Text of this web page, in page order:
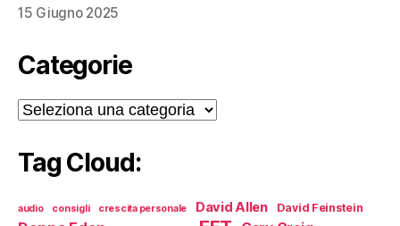
15 Giugno 2025
Categorie
Categorie
Tag Cloud:
audio consigli crescita personale David Allen David Feinstein